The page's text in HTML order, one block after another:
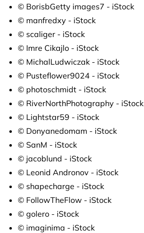
© BorisbGetty images7 - iStock
© manfredxy - iStock
© scaliger - iStock
© Imre Cikajlo - iStock
© MichalLudwiczak - iStock
© Pusteflower9024 - iStock
© photoschmidt - iStock
© RiverNorthPhotography - iStock
© Lightstar59 - iStock
© Donyanedomam - iStock
© SanM - iStock
© jacoblund - iStock
© Leonid Andronov - iStock
© shapecharge - iStock
© FollowTheFlow - iStock
© golero - iStock
© imaginima - iStock